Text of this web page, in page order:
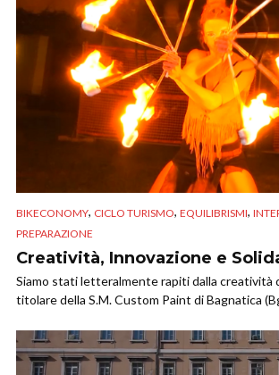
BIKECONOMY, CICLO TURISMO, EQUILIBRISMI,
PREPARAZIONE
Creatività, Innovazione e
Siamo stati letteralmente rapiti dalla creatività
titolare della S.M. Custom Paint di Bagnatica